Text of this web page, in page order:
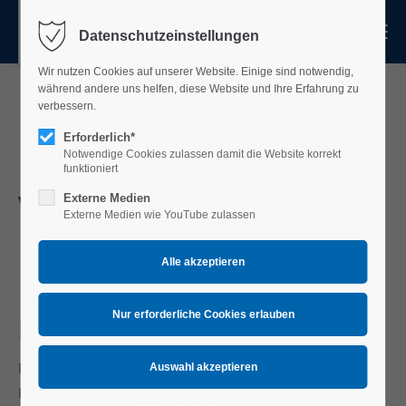
Login
Benutzername
Passwort
Support
Fasanenbrot
Vollkornbaeckere
Kontakt
Fasanenbrot Vollkornbaeckerei
Lorenzstrasse 7, 76297 Stutensee
Datenschutzeinstellungen
Wir nutzen Cookies auf unserer Website. Einige sind notwendig,
während andere uns helfen, diese Website und Ihre Erfahrung zu
verbessern.
Erforderlich*
Notwendige Cookies zulassen damit die Website korrekt
funktioniert
Externe Medien
Externe Medien wie YouTube zulassen